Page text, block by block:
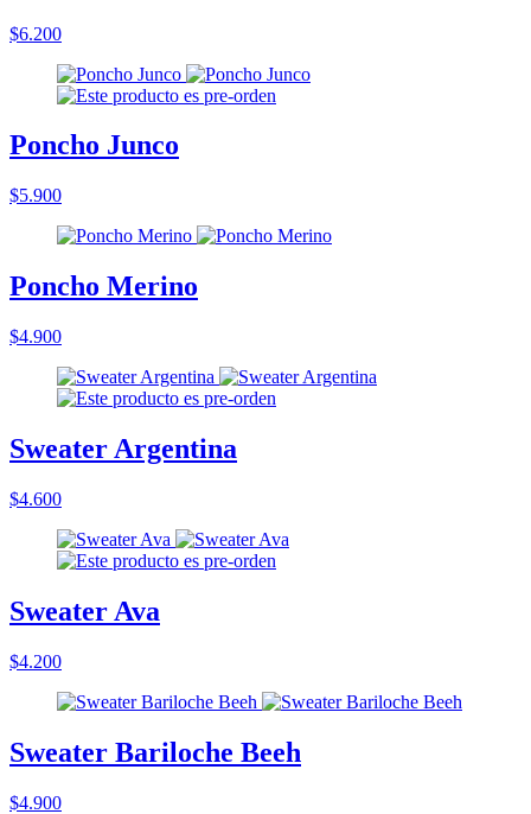
$6.200
Poncho Junco
$5.900
Poncho Merino
$4.900
Sweater Argentina
$4.600
Sweater Ava
$4.200
Sweater Bariloche Beeh
$4.900